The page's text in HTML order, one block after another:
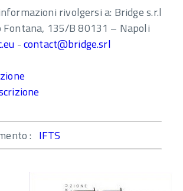
rivolgersi a: Bridge s.r.l
Fontana, 135/B 80131 – Napoli
-contact@bridge.srl
: IFTS